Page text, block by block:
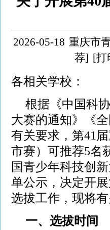
2026-05-18 重庆市
荐] [打
各相关学校：
根据《中国科
大赛的通知》《
有关要求，第41
市赛）可推荐5名
国青少年科技创
单公示，决定开
选拔工作，现将
一、选拔时间